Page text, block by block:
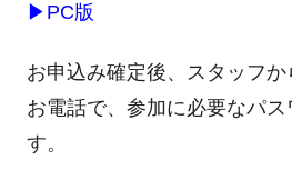
▶ PC版
お申込み確定後、スタッフ
お電話で、参加に必要なパ
す。